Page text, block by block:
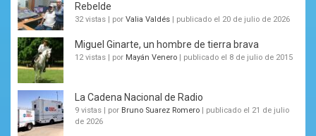
Rebelde
32 vistas por Valia Valdés publicado el 20 de julio de 2026
Miguel Ginarte, un hombre de tierra brava
12 vistas por Mayán Venero publicado el 8 de julio de 2015
La Cadena Nacional de Radio
9 vistas por Bruno Suarez Romero
publicado el 21 de julio
de 2026